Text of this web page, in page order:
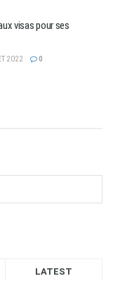
visas pour ses
2022 0
LATEST